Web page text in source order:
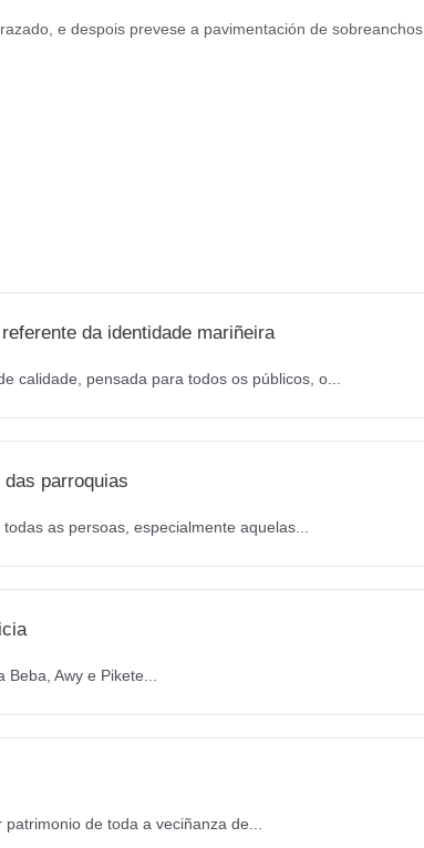
e despois prevese a pavimentación de
da identidade mariñeira
calidade, pensada para todos os públicos, o...
parroquias
as persoas, especialmente aquelas...
Awy e Pikete...
de toda a veciñanza de...